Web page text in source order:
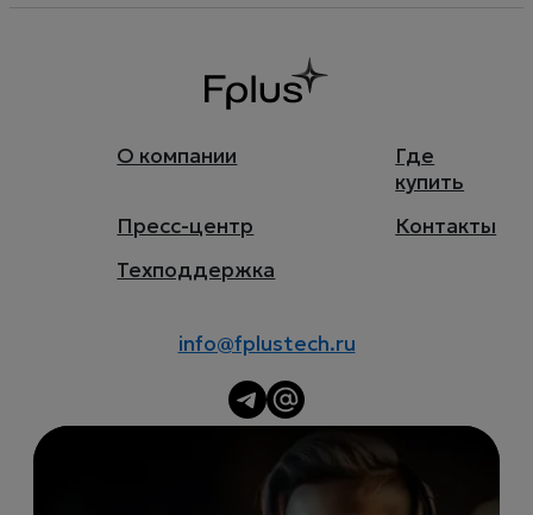
О компании
Где
купить
Пресс-центр
Контакты
Техподдержка
info@fplustech.ru